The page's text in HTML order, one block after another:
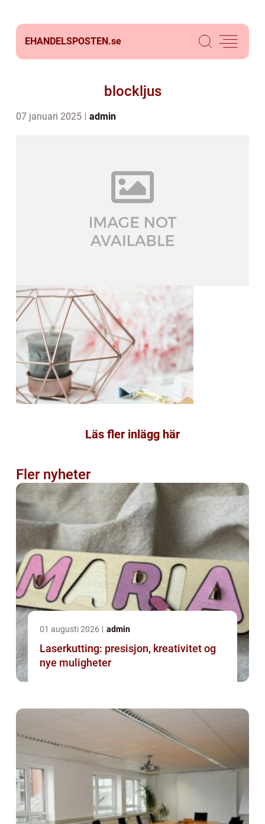
EHANDELSPOSTEN.se
blockljus
07 januari 2025 admin
Läs fler inlägg här
Fler nyheter
01 augusti 2026 admin
Laserkutting: presisjon, kreativitet og
nye muligheter